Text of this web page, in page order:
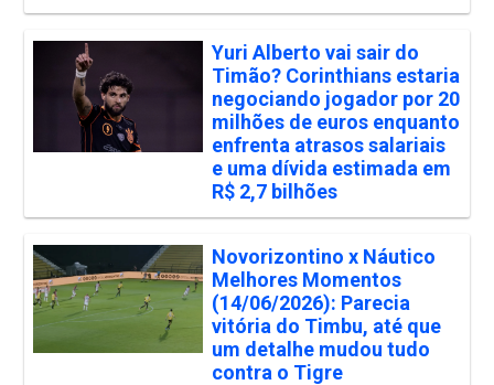
Yuri Alberto vai sair do
Timão? Corinthians estaria
negociando jogador por 20
milhões de euros enquanto
enfrenta atrasos salariais
e uma dívida estimada em
R$ 2,7 bilhões
Novorizontino x Náutico
Melhores Momentos
(14/06/2026): Parecia
vitória do Timbu, até que
um detalhe mudou tudo
contra o Tigre